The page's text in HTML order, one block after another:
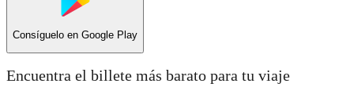
Consíguelo en Google Play
Encuentra el billete más barato para tu viaje